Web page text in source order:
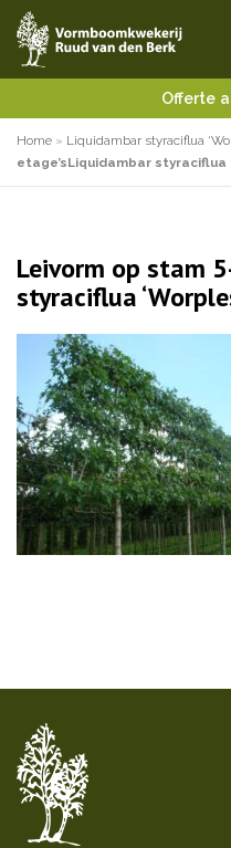
Offerte
Home » Liquidambar styraciflua
etage’sLiquidambar styraciflua
Leivorm op stam
styraciflua